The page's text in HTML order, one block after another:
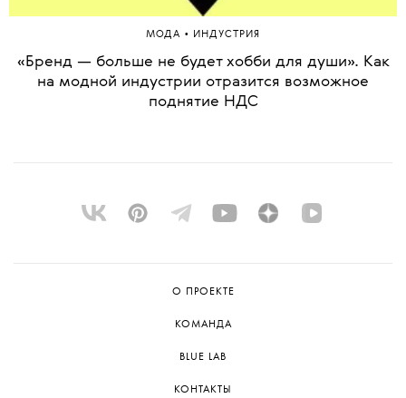
МОДА • ИНДУСТРИЯ
«Бренд — больше не будет хобби для души». Как
на модной индустрии отразится возможное
поднятие НДС
О ПРОЕКТЕ
КОМАНДА
BLUE LAB
КОНТАКТЫ